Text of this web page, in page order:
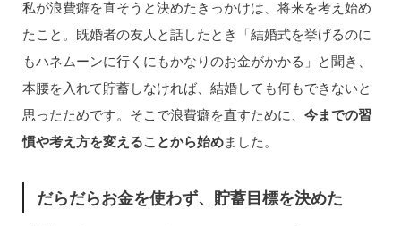
私が浪費癖を直そうと決めたきっかけは、将来を考え始め
たこと。既婚者の友人と話したとき「結婚式を挙げるのに
もハネムーンに行くにもかなりのお金がかかる」と聞き、
本腰を入れて貯蓄しなければ、結婚しても何もできないと
思ったためです。そこで浪費癖を直すために、 今までの習
慣や考え方を変えることから始めました。
だらだらお金を使わず、貯蓄目標を決めた